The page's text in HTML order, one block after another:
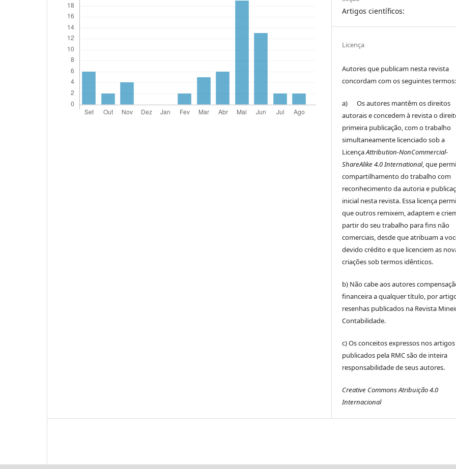
Artigos científicos:
Licença
Autores que publicam nesta revista
concordam com os seguintes termos:
a) Os autores mantêm os direitos
autorais e concedem à revista o
primeira publicação, com o trabalho
simultaneamente licenciado sob a
LicençaAttribution-NonCommercial-
ShareAlike 4.0 International, que
compartilhamento do trabalho com
reconhecimento da autoria e
inicial nesta revista. Essa licença
que outros remixem, adaptem e
partir do seu trabalho para fins não
comerciais, desde que atribuam a
devido crédito e que licenciem as
criações sob termos idênticos.
b) Não cabe aos autores
financeira a qualquer título, por
resenhas publicados na Revista
Contabilidade.
c) Os conceitos expressos nos artigos
publicados pela RMC são de inteira
responsabilidade de seus autores.
Creative Commons Atribuição 4.0
Internacional